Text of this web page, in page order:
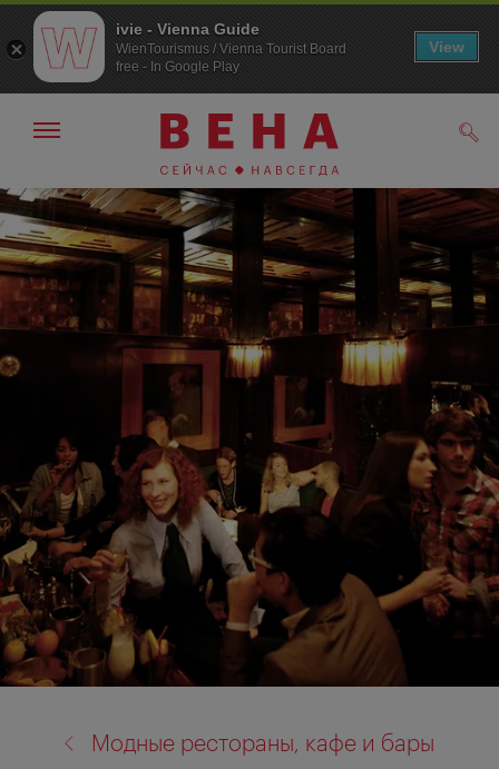
К
навигации
К
содержанию
Показать/
навигации
Модные рестораны, кафе и бары
ivie - Vienna Guide
WienTourismus / Vienna Tourist Board
free - In Google Play
View